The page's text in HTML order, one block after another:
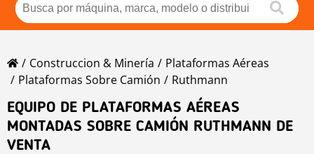
Construccion & Minería
Plataformas Aéreas
Plataformas Sobre Camión
Ruthmann
EQUIPO DE PLATAFORMAS AÉREAS
MONTADAS SOBRE CAMIÓN RUTHMANN DE
VENTA